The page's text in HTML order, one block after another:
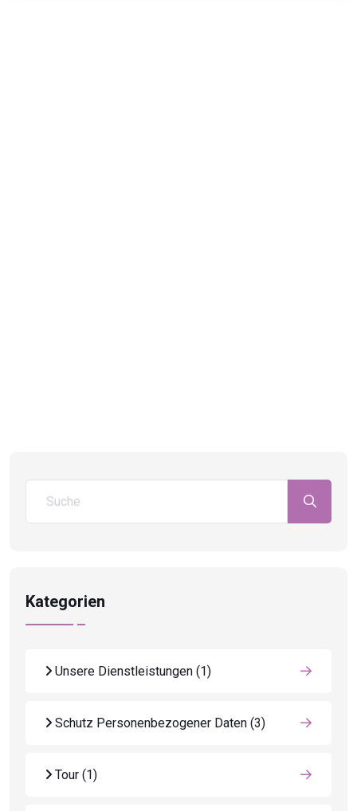
Kategorien
Unsere Dienstleistungen (1)
Schutz Personenbezogener Daten (3)
Tour (1)